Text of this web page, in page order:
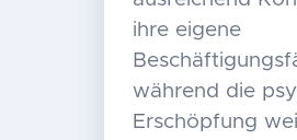
ihre eigene
während die
Erschöpfung